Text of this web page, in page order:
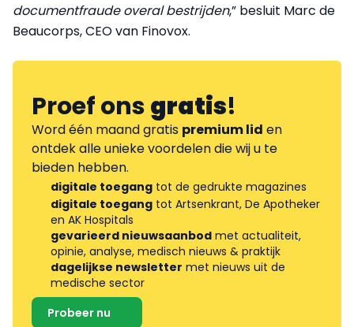
documentfraude overal bestrijden,” besluit Marc de
Beaucorps, CEO van Finovox.
Proef onsgratis!
Word één maand gratis premium lid en
ontdek alle unieke voordelen die wij u te
bieden hebben.
digitale toegang tot de gedrukte magazines
digitale toegang tot Artsenkrant, De Apotheker
en AK Hospitals
gevarieerd nieuwsaanbod met actualiteit,
opinie, analyse, medisch nieuws & praktijk
dagelijkse newsletter met nieuws uit de
medische sector
Probeer nu